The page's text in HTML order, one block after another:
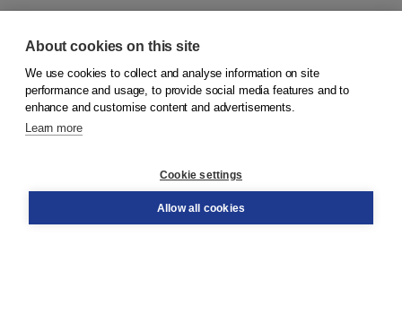
© 2026Koninklijke Boom uitgevers
Order
About cookies on this site
We use cookies to collect and analyse information on site
performance and usage, to provide social media features and to
enhance and customise content and advertisements.
Learn more
Cookie settings
Allow all cookies